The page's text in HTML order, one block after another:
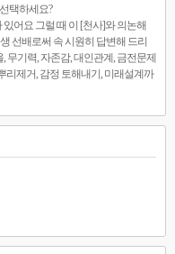
택하세요?
어요 그럴 때 이 [천사]와 의논해
선배로써 속 시원히 답변해 드리
무기력, 자존감, 대인관계, 금전문제
리제거, 감정 토해내기, 미래설계까